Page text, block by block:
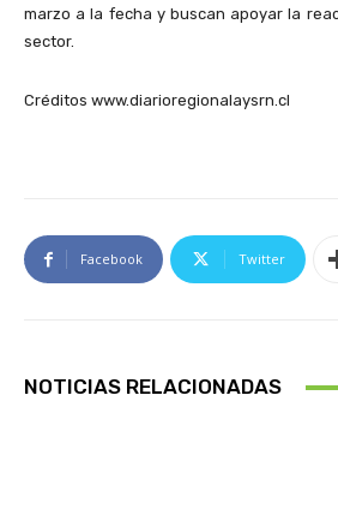
marzo a la fecha y buscan apoyar la
sector.
Créditos www.diarioregionalaysrn.cl
Facebook Twitter
NOTICIAS RELACIONADAS